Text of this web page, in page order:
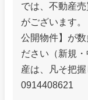
では、不動産
がございます
公開物件】が
ださい（新規
産は、凡そ把
0914408621